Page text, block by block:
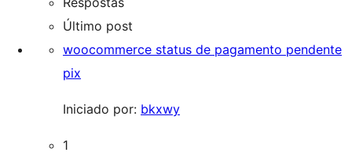
Último post
woocommerce status de pagamento pendente
pix
Iniciado por: bkxwy
1